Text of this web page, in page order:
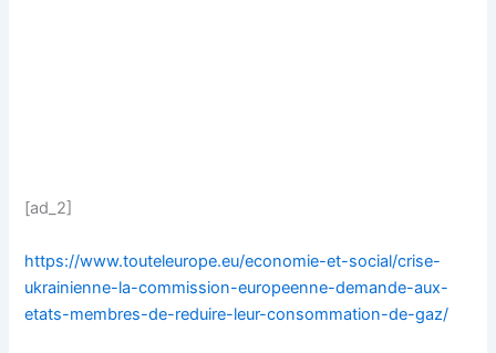
[ad_2]
https://www.touteleurope.eu/economie-et-social/crise-
ukrainienne-la-commission-europeenne-demande-aux-
etats-membres-de-reduire-leur-consommation-de-gaz/